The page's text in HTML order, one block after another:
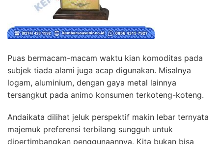
Puas bermacam-macam waktu kian komoditas pada
subjek tiada alami juga acap digunakan. Misalnya
logam, aluminium, dengan gaya metal lainnya
tersangkut pada animo konsumen terkoteng-koteng.
Andaikata dilihat jeluk perspektif makin lebar ternyata
majemuk preferensi terbilang sungguh untuk
dipertimbangkan penggunaannya. Kita bukan bisa